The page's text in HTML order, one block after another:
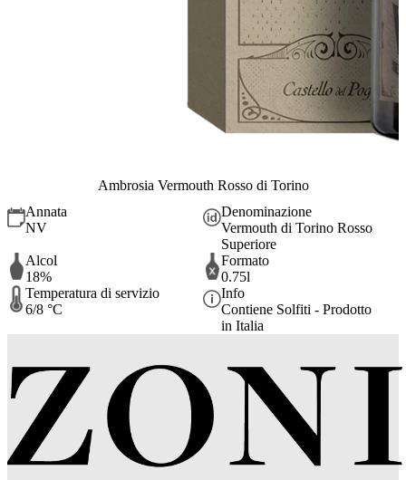
Ambrosia Vermouth Rosso di Torino
Annata
NV
Denominazione
Vermouth di Torino Rosso
Superiore
Alcol
18%
Formato
0.75l
Temperatura di servizio
6/8 °C
Info
Contiene Solfiti - Prodotto
in Italia